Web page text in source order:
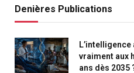
Denières Publications
vraiment aux
ans dès 2035